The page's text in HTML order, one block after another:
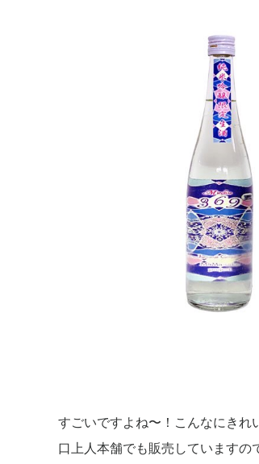
すごいですよね〜！こんなにきれ
口上人本舗でも販売していますの